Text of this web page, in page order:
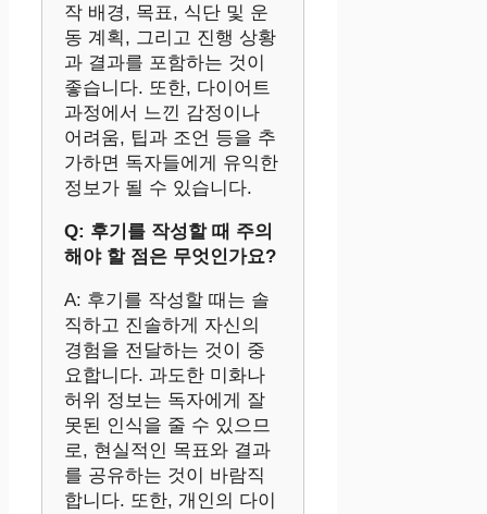
작 배경, 목표, 식단 및 운
동 계획, 그리고 진행 상황
과 결과를 포함하는 것이
좋습니다. 또한, 다이어트
과정에서 느낀 감정이나
어려움, 팁과 조언 등을 추
가하면 독자들에게 유익한
정보가 될 수 있습니다.
Q: 후기를 작성할 때 주의
해야 할 점은 무엇인가요?
A: 후기를 작성할 때는 솔
직하고 진솔하게 자신의
경험을 전달하는 것이 중
요합니다. 과도한 미화나
허위 정보는 독자에게 잘
못된 인식을 줄 수 있으므
로, 현실적인 목표와 결과
를 공유하는 것이 바람직
합니다. 또한, 개인의 다이